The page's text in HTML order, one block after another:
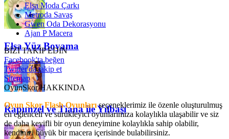
Elsa Yüz Boyama
Rapunzel ve Tiana ile Yılbaşı
Elsa Moda Çarkı
Metroda Savaş
Gwen Oda Dekorasyonu
Ajan P Macera
BİZİ TAKİP EDİN
Facebook'ta beğen
Twitter'da takip et
Sitemap
OyunSkor HAKKINDA
Oyun Skor Flash Oyunlarıseçeneklerimiz ile özenle oluşturulmuş
en eğlenceli ve sürükleyici oyunlarımıza kolaylıkla ulaşabilir ve siz
de daha keyifli bir oyun deneyimine kolaylıkla sahip olabilir,
kendinizi büyük bir macera içerisinde bulabilirsiniz.